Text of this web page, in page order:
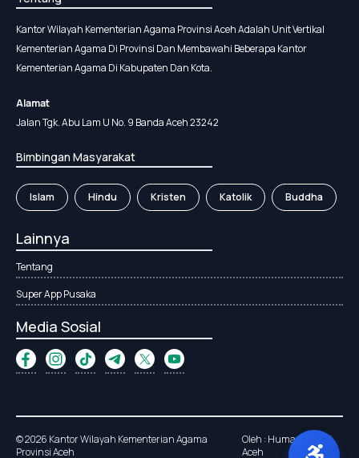
Kantor Wilayah Kementerian Agama Provinsi Aceh Adalah Unit Vertikal
Kementerian Agama Di Provinsi Dan Membawahi Beberapa Kantor
Kementerian Agama Di Kabupaten Dan Kota.
Alamat
Jalan Tgk. Abu Lam U No. 9 Banda Aceh 23242
Bimbingan Masyarakat
Islam Hindu Kristen Katolik Buddha
Lainnya
Tentang
Super App Pusaka
Media Sosial
© 2026 Kantor Wilayah Kementerian Agama
Provinsi Aceh
Oleh : Humas Kanwil
Aceh